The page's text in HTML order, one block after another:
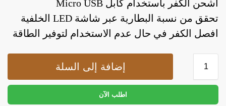
اشحن الكفر باستخدام كابل Micro USB
تحقق من نسبة البطارية عبر شاشة LED الخلفية
افصل الكفر في حال عدم الاستخدام لتوفير الطاقة
إضافة إلى السلة
اطلب الآن